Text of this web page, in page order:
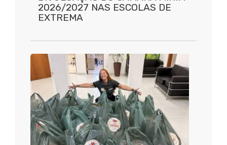
2026/2027 NAS ESCOLAS DE
EXTREMA